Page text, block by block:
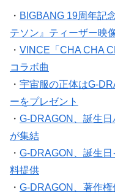
・ BIGBANG 19周年記
テソン』ティーザー映
・ VINCE「CHA CHA
コラボ曲
・ 宇宙服の正体はG-
ーをプレゼント
・ G-DRAGON、誕生
が集結
・ G-DRAGON、誕生
料提供
・ G-DRAGON、著作